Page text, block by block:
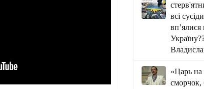
всі
вп’ялися
«Царь на
сморчок,